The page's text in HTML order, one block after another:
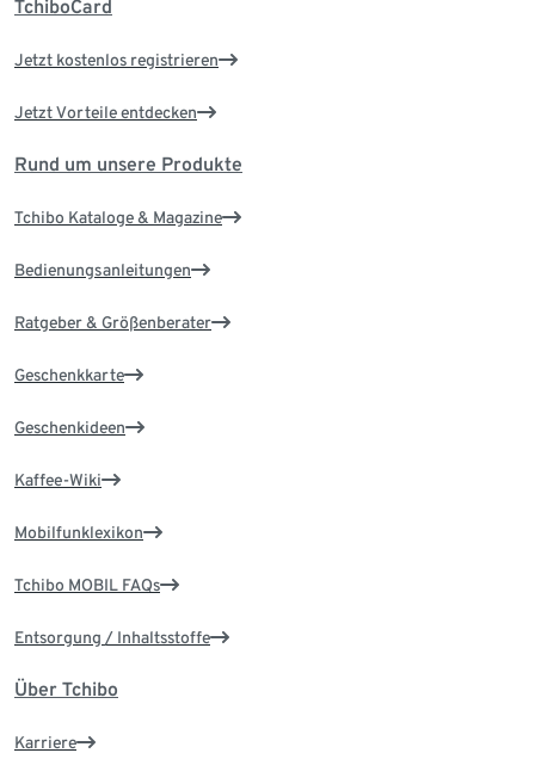
TchiboCard
Jetzt kostenlos registrieren
Jetzt Vorteile entdecken
Rund um unsere Produkte
Tchibo Kataloge & Magazine
Bedienungsanleitungen
Ratgeber & Größenberater
Geschenkkarte
Geschenkideen
Kaffee-Wiki
Mobilfunklexikon
Tchibo MOBIL FAQs
Entsorgung / Inhaltsstoffe
Über Tchibo
Karriere